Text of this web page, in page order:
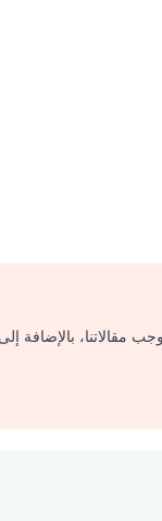
مقالاتنا،